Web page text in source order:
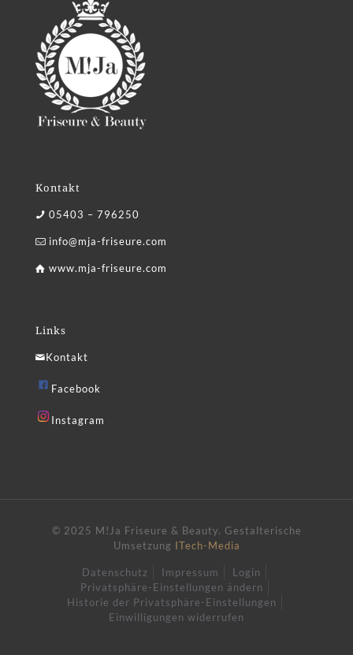
Kontakt
05403 – 796250
info@mja-friseure.com
www.mja-friseure.com
Links
Kontakt
Facebook
Instagram
© 2025 M!Ja Friseure & Beauty. Gestalterische
Umsetzung ITech-Media
Datenschutz Impressum
Login
Privatsphäre-Einstellungen ändern
Historie der Privatsphäre-Einstellungen
Einwilligungen widerrufen